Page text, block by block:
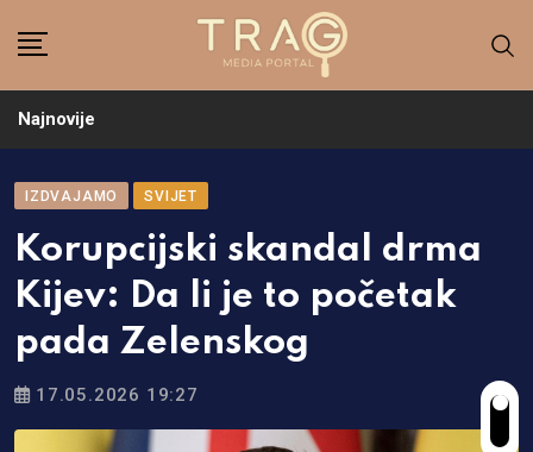
Najnovije
IZDVAJAMO SVIJET
Korupcijski skandal drma
Kijev: Da li je to početak
pada Zelenskog
17.05.2026 19:27